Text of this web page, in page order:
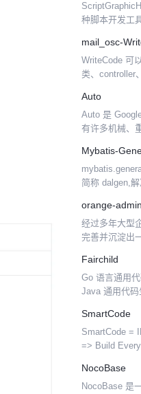
种脚本开发工
mail_osc-
WriteCode 可
类、
必花精力学它
Auto
Auto 是
有许多机械、
的任务的代码
Mybatis-
简称 dalgen,
orange-admin
经过多年大型
完善并沉淀出
接口，使得我
务系统的不...
Fairchild
Go 语言通用
Java 通用代
MariaDB 数据
SmartCode
SmartCode =
=> Build
NocoBase
NocoBase 是